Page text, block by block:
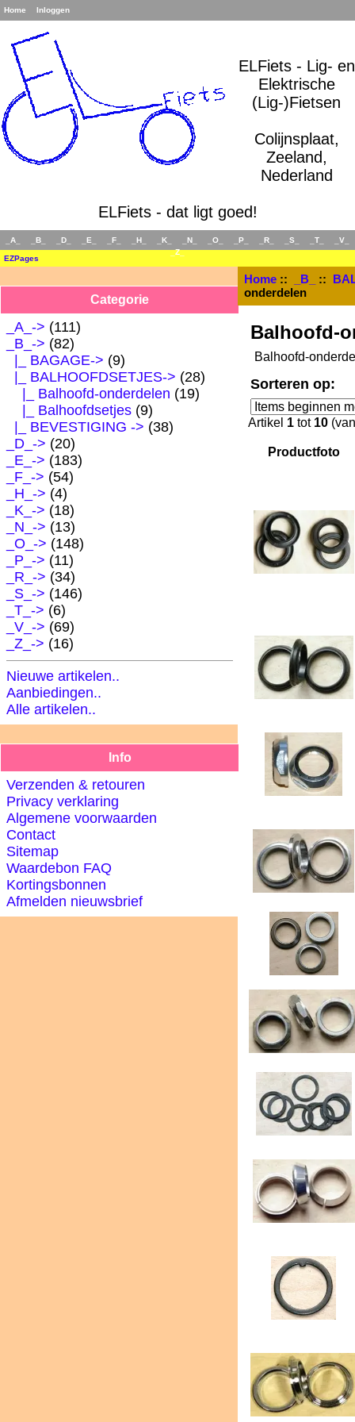
Home Inloggen
ELFiets - Lig- en
Elektrische
(Lig-)Fietsen
Colijnsplaat,
Zeeland,
Nederland
ELFiets - dat ligt goed!
_A_ _B_ _D_ _E_ _F_ _H_ _K_ _N_ _O_ _P_ _R_ _S_ _T_
_V_
_Z_
EZPages
Categorie
_A_-> (111)
_B_-> (82)
|_ BAGAGE-> (9)
|_ BALHOOFDSETJES-> (28)
|_ Balhoofd-onderdelen (19)
|_ Balhoofdsetjes (9)
|_ BEVESTIGING -> (38)
_D_-> (20)
_E_-> (183)
_F_-> (54)
_H_-> (4)
_K_-> (18)
_N_-> (13)
_O_-> (148)
_P_-> (11)
_R_-> (34)
_S_-> (146)
_T_-> (6)
_V_-> (69)
_Z_-> (16)
Nieuwe artikelen..
Aanbiedingen..
Alle artikelen..
Info
Verzenden & retouren
Privacy verklaring
Algemene voorwaarden
Contact
Sitemap
Waardebon FAQ
Kortingsbonnen
Afmelden nieuwsbrief
Home:: _B_ ::
onderdelen
Balhoofd-
Balhoofd-
Sorteren op:
Artikel 1tot 10
Productfoto